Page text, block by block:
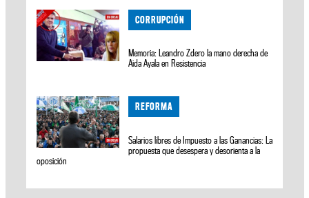
CORRUPCIÓN
Memoria: Leandro Zdero la mano derecha de
Aida Ayala en Resistencia
REFORMA
Salarios libres de Impuesto a las Ganancias: La
propuesta que desespera y desorienta a la
oposición